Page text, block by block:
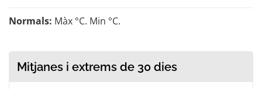
Normals: Màx °C. Min °C.
Mitjanes i extrems de 30 dies